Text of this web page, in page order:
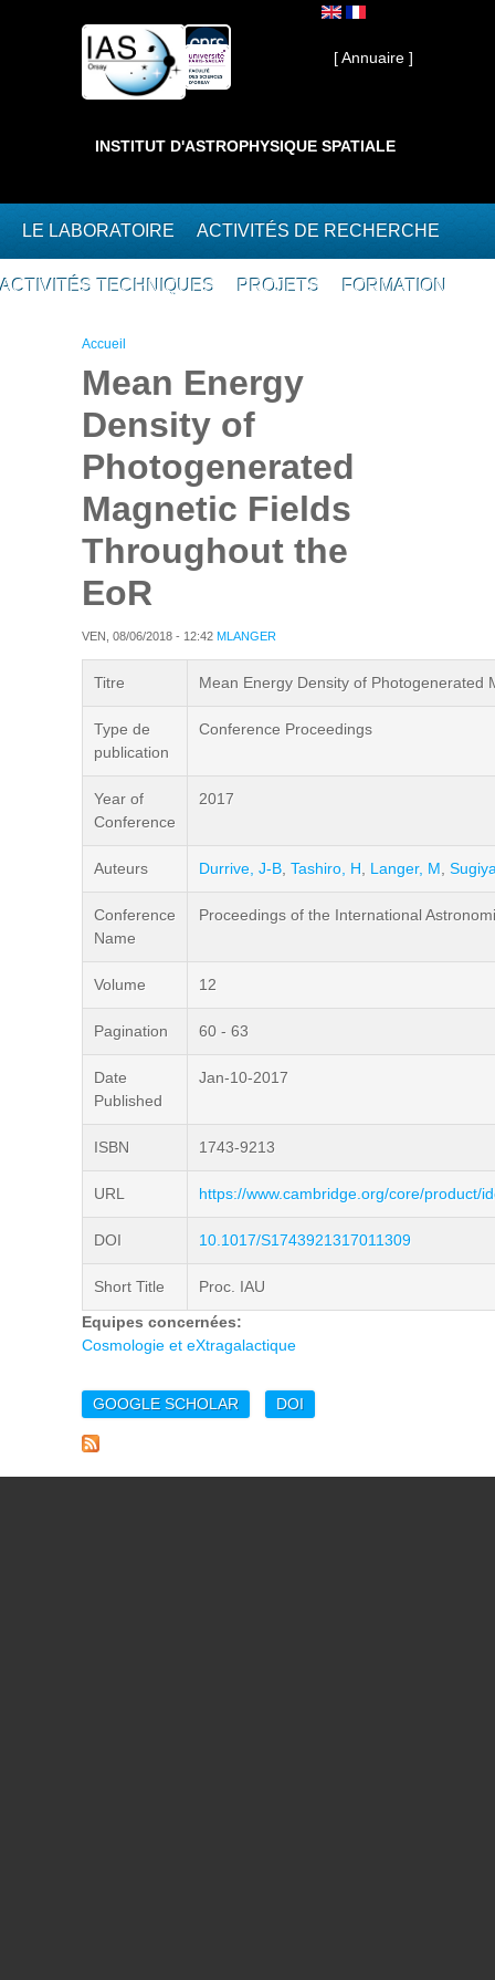
Interne ]
[ Annuaire ]
INSTITUT D'ASTROPHYSIQUE SPATIALE
LE LABORATOIRE ACTIVITÉS DE RECHERCHE
ACTIVITÉS TECHNIQUES PROJETS FORMATION
Vous êtes ici
Accueil
Mean Energy
Density of
Photogenerated
Magnetic Fields
Throughout the
EoR
VEN, 08/06/2018 - 12:42 MLANGER
Titre Mean Energy Density of Photogenerated
Type de
publication
Conference Proceedings
Year of
Conference
2017
Auteurs Durrive, J-B Tashiro, H Langer, M
Conference
Name
Proceedings of the International
Volume 12
Pagination 60 - 63
Date
Published
Jan-10-2017
ISBN 1743-9213
URL https://www.cambridge.org/core/product/
DOI 10.1017/S1743921317011309
Short Title
Proc. IAU
Equipes concernées:
Cosmologie et eXtragalactique
GOOGLE SCHOLAR DOI